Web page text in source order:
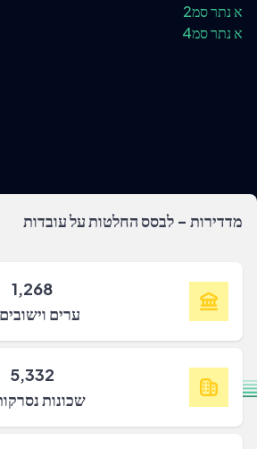
א נתר סמ2
א נתר סמ4
מדדירות - לבסס החלטות על עובדות
1,268
ערים וישובים
5,332
שכונות